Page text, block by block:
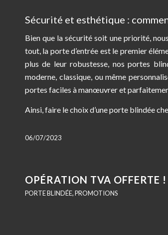
Sécurité et esthétique :
Bien que la sécurité soit une priorité,
tout, la porte d’entrée est le premier
plus de leur robustesse, nos portes
moderne, classique, ou même
portes faciles à manœuvrer et
Ainsi, faire le choix d’une porte blindée
06/07/2023
OPÉRATION TVA OFFERTE !
PORTE BLINDÉE,PROMOTIONS